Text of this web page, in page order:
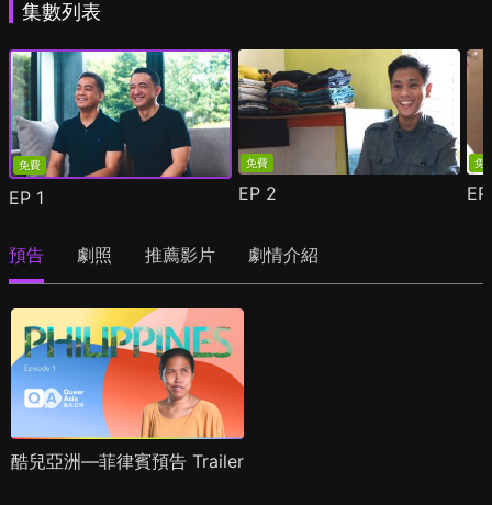
集數列表
免費
EP 1
免費
EP 2
免
預告 劇照 推薦影片 劇情介紹
酷兒亞洲—菲律賓預告 Trailer